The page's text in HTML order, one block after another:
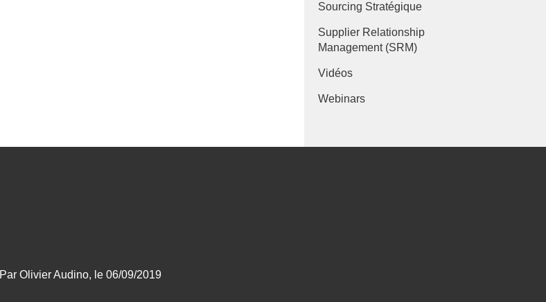
Sourcing Stratégique
Supplier Relationship
Management (SRM)
Vidéos
Webinars
Par Olivier Audino, le 06/09/2019